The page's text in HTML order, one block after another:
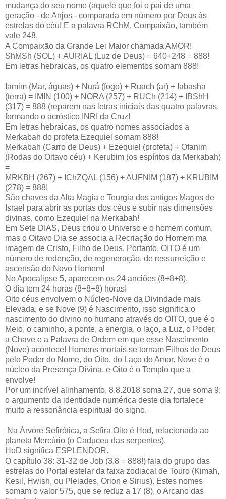
mudança do seu nome (aquele que foi o pai de uma
geração - de Anjos - comparada em número por Deus ás
estrelas do céu! E a palavra RChM, Compaixão, também
vale 248.
A Compaixão da Grande Lei Maior chamada AMOR!
ShMSh (SOL) + AURIAL (Luz de Deus) = 640+248 = 888!
Em letras hebraicas, os quatro elementos somam 888!
Iamim (Mar, águas) + Nurá (fogo) + Ruach (ar) + Iabasha
(terra) = IMIN (100) + NORA (257) + RUCh (214) + IBShH
(317) = 888 (reparem nas letras iniciais das quatro palavras,
formando o acróstico INRI da Cruz!
Em letras hebraicas, os quatro nomes associados a
Merkabah do profeta Ezequiel somam 888!
Merkabah (Carro de Deus) + Ezequiel (profeta) + Ofanim
(Rodas do Oitavo céu) + Kerubim (os espíritos da Merkabah)
=
MRKBH (267) + IChZQAL (156) + AUFNIM (187) + KRUBIM
(278) = 888!
São chaves da Alta Magia e Teurgia dos antigos Magos de
Israel para abrir as portas dos céus e subir nas dimensões
divinas, como Ezequiel na Merkabah!
Em Sete DIAS, Deus criou o Universo e o homem comum,
mas o Oitavo Dia se associa a Recriação do Homem ma
imagem de Cristo, Filho de Deus. Portanto, OITO é um
número de redenção, de regeneração, de ressurreição e
ascensão do Novo Homem!
No Apocalipse 5, aparecem os 24 anciões (8+8+8).
O dia tem 24 horas (8+8+8) horas!
Oito céus envolvem o Núcleo-Nove da Divindade mais
Elevada, e se Nove (9) é Nascimento, isso significa o
nascimento do divino no humano através do OITO, que é o
Meio, o caminho, a ponte, a energia, o laço, a Luz, o Poder,
a Chave e a Palavra de Ordem em que esse Nascimento
(Nove) acontece! Homens mortais se tornam Filhos de Deus
pelo Poder do Nome, do Oito, do Laço do Amor. Nove é o
núcleo da Presença Divina, e Oito é o Templo que a
envolve!
Por um incrível alinhamento, 8.8.2018 soma 27, que soma 9:
o argumento da identidade numérica deste dia fortalece
muito a ressonância espiritual do signo.
Na Árvore Sefirótica, a Sefira Oito é Hod, relacionada ao
planeta Mercúrio (o Caduceu das serpentes).
HoD significa ESPLENDOR.
O capítulo 38: 31-32 de Job (3.8 = 888!) fala do grupo das
estrelas do Portal estelar da faixa zodiacal de Touro (Kimah,
Kesil, Hwish, ou Pleiades, Orion e Sirius). Estes nomes
somam o valor 575, que se reduz a 17 (8), o Arcano das